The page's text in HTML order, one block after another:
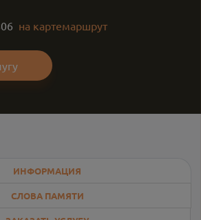
на картемаршрут
ИНФОРМАЦИЯ
СЛОВА ПАМЯТИ